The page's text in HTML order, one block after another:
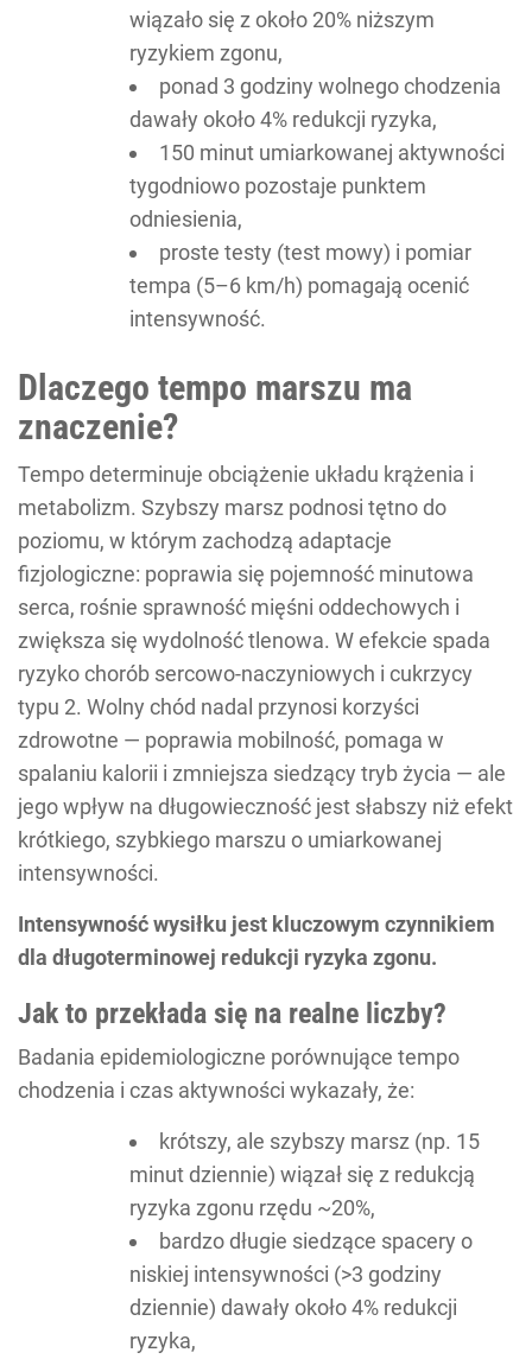
wiązało się z około 20% niższym
ryzykiem zgonu,
ponad 3 godziny wolnego chodzenia
dawały około 4% redukcji ryzyka,
150 minut umiarkowanej aktywności
tygodniowo pozostaje punktem
odniesienia,
proste testy (test mowy) i pomiar
tempa (5–6 km/h) pomagają ocenić
intensywność.
Dlaczego tempo marszu ma
znaczenie?
Tempo determinuje obciążenie układu krążenia i
metabolizm. Szybszy marsz podnosi tętno do
poziomu, w którym zachodzą adaptacje
fizjologiczne: poprawia się pojemność minutowa
serca, rośnie sprawność mięśni oddechowych i
zwiększa się wydolność tlenowa. W efekcie spada
ryzyko chorób sercowo-naczyniowych i cukrzycy
typu 2. Wolny chód nadal przynosi korzyści
zdrowotne — poprawia mobilność, pomaga w
spalaniu kalorii i zmniejsza siedzący tryb życia — ale
jego wpływ na długowieczność jest słabszy niż efekt
krótkiego, szybkiego marszu o umiarkowanej
intensywności.
Intensywność wysiłku jest kluczowym czynnikiem
dla długoterminowej redukcji ryzyka zgonu.
Jak to przekłada się na realne liczby?
Badania epidemiologiczne porównujące tempo
chodzenia i czas aktywności wykazały, że:
krótszy, ale szybszy marsz (np. 15
minut dziennie) wiązał się z redukcją
ryzyka zgonu rzędu ~20%,
bardzo długie siedzące spacery o
niskiej intensywności (>3 godziny
dziennie) dawały około 4% redukcji
ryzyka,